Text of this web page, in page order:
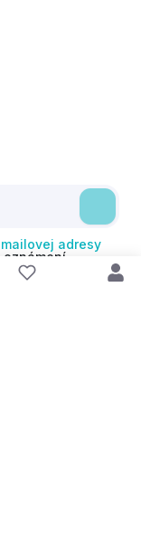
adresy
písm. a)
kedykoľvek